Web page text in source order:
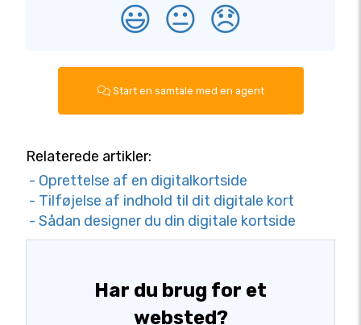
😃 😐 😞
Start en samtale med en agent
Relaterede artikler:
- Oprettelse af en digitalkortside
- Tilføjelse af indhold til dit digitale kort
- Sådan designer du din digitale kortside
Har du brug for et
websted?